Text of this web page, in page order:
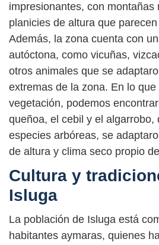
impresionantes, con montañas
planicies de altura que
Además, la zona cuenta con
autóctona, como vicuñas,
otros animales que se
extremas de la zona. En lo
vegetación, podemos
queñoa, el cebil y el algarrobo,
especies arbóreas, se
de altura y clima seco propio
Cultura y
Isluga
La población de Isluga está
habitantes aymaras, quienes